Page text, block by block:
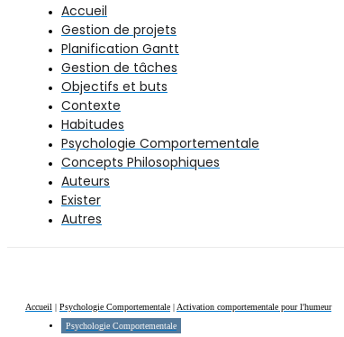
Accueil
Gestion de projets
Planification Gantt
Gestion de tâches
Objectifs et buts
Contexte
Habitudes
Psychologie Comportementale
Concepts Philosophiques
Auteurs
Exister
Autres
Accueil | Psychologie Comportementale | Activation comportementale pour l'humeur
Psychologie Comportementale